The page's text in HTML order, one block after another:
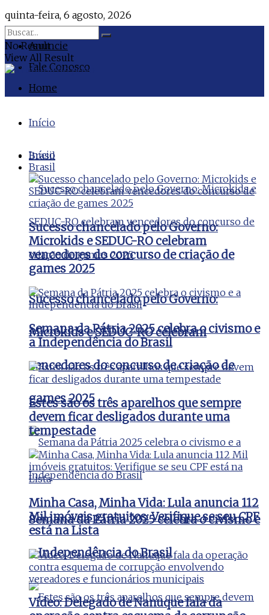
quinta-feira, 6 agosto, 2026
Anuncie
Fale Conosco
Home
No Result
View All Result
Início
Brasil
Sucesso chancelado pelo Governo:
Microkids e SEDUC-RO celebram
vencedores do concurso de criação de
games 2025
Semana da Pátria 2025 celebra o civismo e
a Independência do Brasil
Início
Brasil
Sucesso chancelado pelo Governo:
Microkids e SEDUC-RO celebram
vencedores do concurso de criação de
games 2025
Semana da Pátria 2025 celebra o civismo e
a Independência do Brasil
Estes são os três aparelhos que sempre
devem ficar desligados durante uma
tempestade
Minha Casa, Minha Vida: Lula anuncia 112
Mil imóveis gratuitos: Verifique se seu CPF
está na Lista
Vídeo: Delegado de Nanuque fala da